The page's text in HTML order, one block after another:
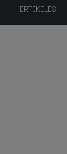
ÉRTÉKELÉS